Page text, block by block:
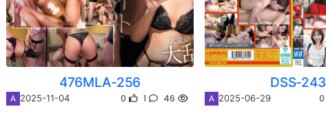
476MLA-256
A 2025-11-04 0 1 46
DSS-243
A 2025-06-29 0